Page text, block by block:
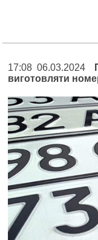
17:08 06.03.2024
виготовляти